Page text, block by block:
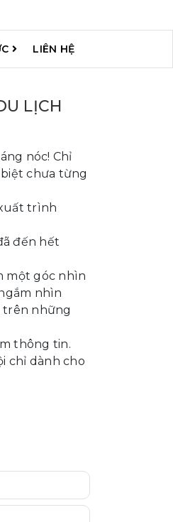
LIÊN HỆ
LỊCH
nóc! Chỉ
chưa từng
trình
đến hết
một góc nhìn
nhìn
trên những
thông tin.
chỉ dành cho